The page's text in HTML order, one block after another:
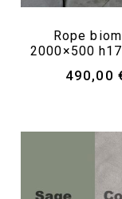
Rope
2000×500
490,00